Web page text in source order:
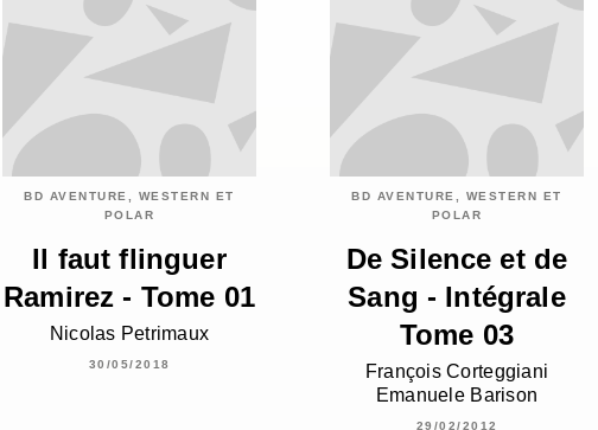
BD AVENTURE, WESTERN ET
POLAR
Il faut flinguer
Ramirez - Tome 01
Nicolas Petrimaux
30/05/2018
BD AVENTURE, WESTERN ET
POLAR
De Silence et de
Sang - Intégrale
Tome 03
François Corteggiani
Emanuele Barison
29/02/2012